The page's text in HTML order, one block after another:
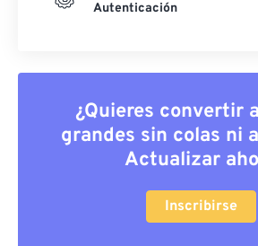
Autenticación
¿Quieres convertir
grandes sin colas ni
Actualizar
Inscribirse